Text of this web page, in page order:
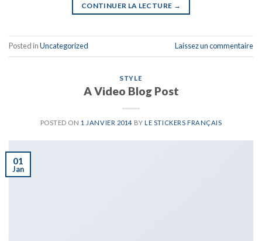
CONTINUER LA LECTURE →
Posted inUncategorized Laissez un commentaire
STYLE
A Video Blog Post
POSTED ON 1 JANVIER 2014 BYLE STICKERS FRANÇAIS
01
Jan